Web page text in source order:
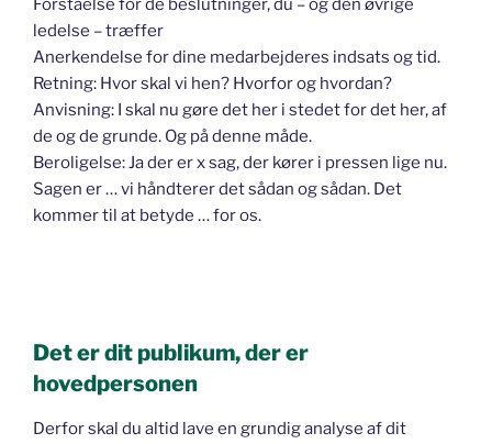
Forståelse for de beslutninger, du – og den øvrige
ledelse – træffer
Anerkendelse for dine medarbejderes indsats og tid.
Retning: Hvor skal vi hen? Hvorfor og hvordan?
Anvisning: I skal nu gøre det her i stedet for det her, af
de og de grunde. Og på denne måde.
Beroligelse: Ja der er x sag, der kører i pressen lige nu.
Sagen er … vi håndterer det sådan og sådan. Det
kommer til at betyde … for os.
Det er dit publikum, der er
hovedpersonen
Derfor skal du altid lave en grundig analyse af dit